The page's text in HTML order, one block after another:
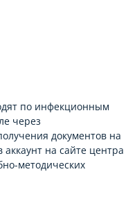
по инфекционным
через
документов на
на сайте центра
методических